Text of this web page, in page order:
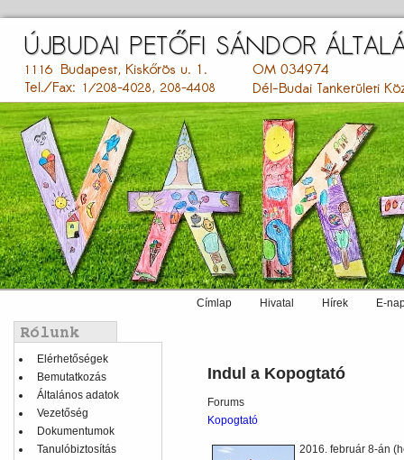
tartalomra
menu
Címlap Hivatal Hírek E-
Balmenü
Elérhetőségek
Bemutatkozás
Általános adatok
Vezetőség
Dokumentumok
Tanulóbiztosítás
Indul a Kopogtató
Forums
Kopogtató
2016. február 8-án